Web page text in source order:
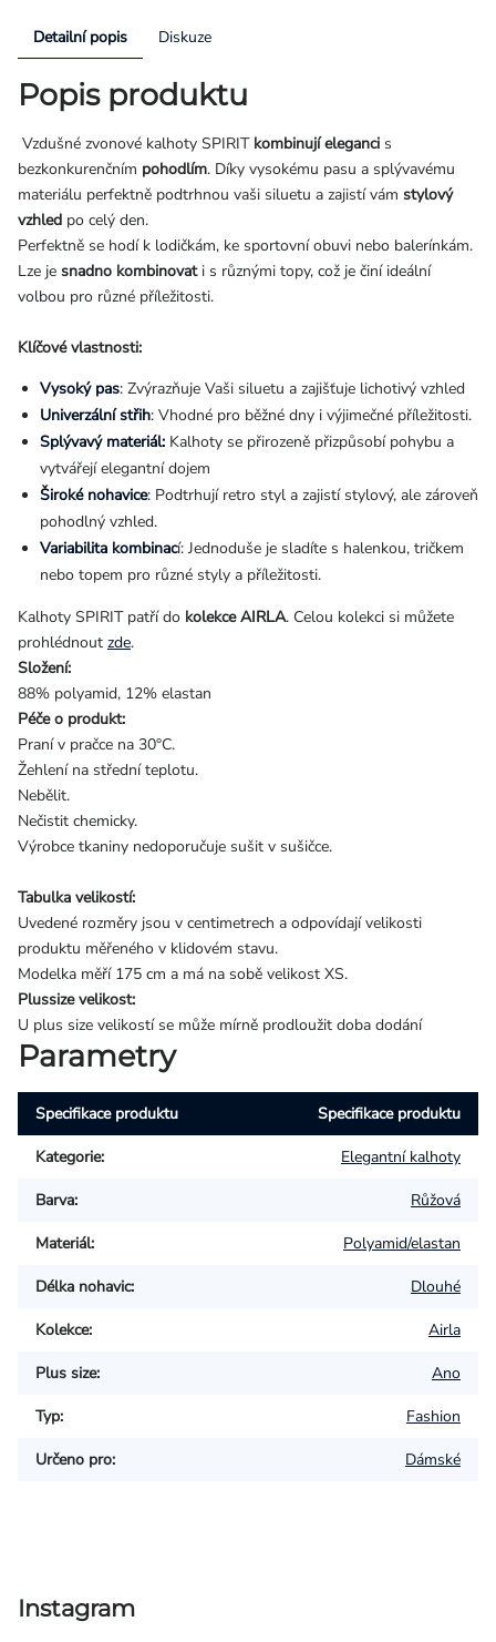
Detailní popis Diskuze
Popis produktu
Vzdušné zvonové kalhoty SPIRITkombinují eleganci s
bezkonkurenčním pohodlím. Díky vysokému pasu a splývavému
materiálu perfektně podtrhnou vaši siluetu a zajistí vám stylový
vzhled po celý den.
Perfektně se hodí k lodičkám, ke sportovní obuvi nebo balerínkám.
Lze je snadno kombinovati s různými topy, což je činí ideální
volbou pro různé příležitosti.
Klíčové vlastnosti:
Vysoký pas: Zvýrazňuje Vaši siluetu a zajišťuje lichotivý vzhled
Univerzální střih: Vhodné pro běžné dny i výjimečné příležitosti.
Splývavý materiál: Kalhoty se přirozeně přizpůsobí pohybu a
vytvářejí elegantní dojem
Široké nohavice: Podtrhují retro styl a zajistí stylový, ale zároveň
pohodlný vzhled.
Variabilita kombinací: Jednoduše je sladíte s halenkou, tričkem
nebo topem pro různé styly a příležitosti.
Kalhoty SPIRIT patří do kolekce AIRLA. Celou kolekci si můžete
prohlédnout zde.
Složení:
88% polyamid, 12% elastan
Péče o produkt:
Praní v pračce na 30°C.
Žehlení na střední teplotu.
Nebělit.
Nečistit chemicky.
Výrobce tkaniny nedoporučuje sušit v sušičce.
Tabulka velikostí:
Uvedené rozměry jsou v centimetrech a odpovídají velikosti
produktu měřeného v klidovém stavu.
Modelka měří 175 cm a má na sobě velikost XS.
Plussize velikost:
U plus size velikostí se může mírně prodloužit doba dodání
Parametry
Specifikace produktu Specifikace produktu
Kategorie: Elegantní kalhoty
Barva: Růžová
Materiál: Polyamid/elastan
Délka nohavic: Dlouhé
Kolekce: Airla
Plus size: Ano
Typ: Fashion
Určeno pro: Dámské
Instagram